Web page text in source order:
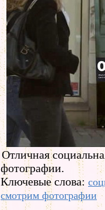
Отличная
фотографии.
Ключевые слова:
смотрим фотографии